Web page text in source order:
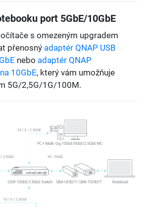
port 5GbE/10GbE
s omezeným upgradem
přenosný adaptér QNAP USB
nebo adaptér QNAP
10GbE, který vám umožňuje
5G/2,5G/1G/100M.